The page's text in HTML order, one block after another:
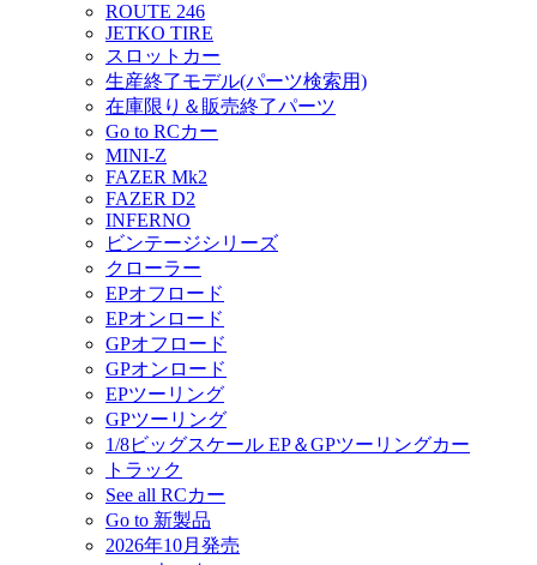
ROUTE 246
JETKO TIRE
スロットカー
生産終了モデル(パーツ検索用)
在庫限り＆販売終了パーツ
Go to RCカー
MINI-Z
FAZER Mk2
FAZER D2
INFERNO
ビンテージシリーズ
クローラー
EPオフロード
EPオンロード
GPオフロード
GPオンロード
EPツーリング
GPツーリング
1/8ビッグスケール EP＆GPツーリングカー
トラック
See all RCカー
Go to 新製品
2026年10月発売